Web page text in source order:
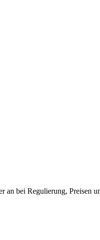
an bei Regulierung, Preisen